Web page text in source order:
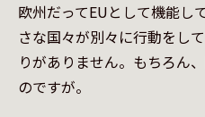
欧州だってEUとして機能し
さな国々が別々に行動をし
りがありません。もちろん
のですが。